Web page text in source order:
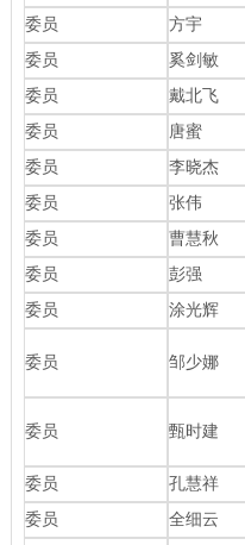
委员
方宇
委员
奚剑敏
委员
戴北飞
委员
唐蜜
委员
李晓杰
委员
张伟
委员
曹慧秋
委员
彭强
委员
涂光辉
委员 邹少娜
委员 甄时建
委员
孔慧祥
委员
全细云